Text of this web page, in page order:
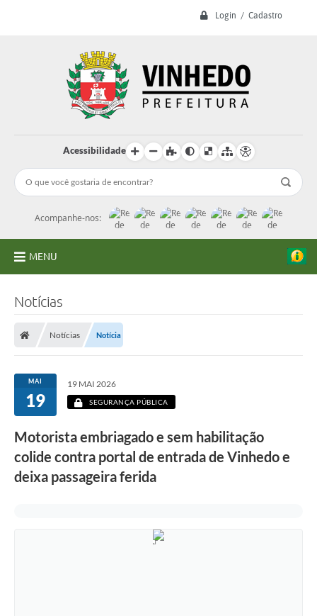
Login / Cadastro
Acessibilidade
Acompanhe-nos:
MENU
Licitações
Transparência
Concursos e Processos Seletivos
Inclusão e Acessibilidade
Notícias
Notícias Notícia
MAI
19
19 MAI 2026
SEGURANÇA PÚBLICA
Motorista embriagado e sem habilitação
colide contra portal de entrada de Vinhedo e
deixa passageira ferida